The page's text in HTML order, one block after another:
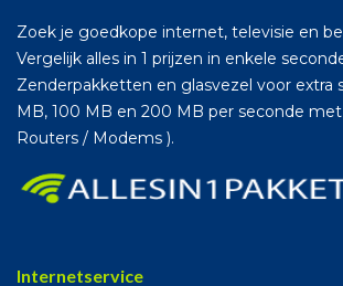
Zoek je goedkope internet, televisie en
Vergelijk alles in 1 prijzen in enkele
Zenderpakketten en glasvezel voor extra
MB, 100 MB en 200 MB per seconde
Routers / Modems ).
Internetservice